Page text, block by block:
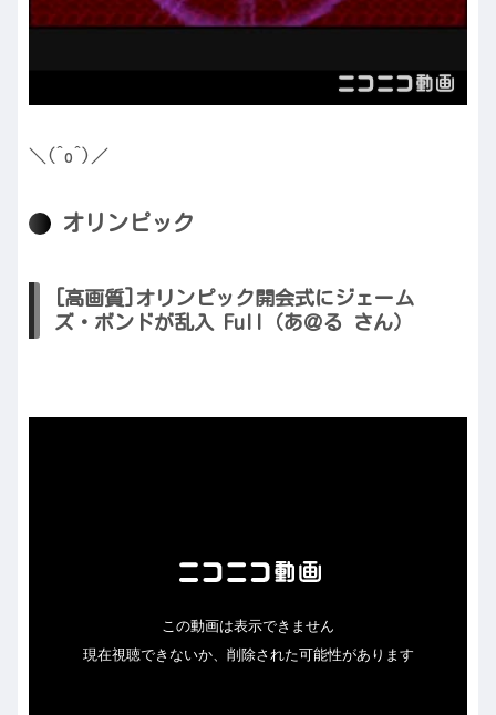
＼(^o^)／
オリンピック
[高画質]オリンピック開会式にジェーム
ズ・ボンドが乱入 Full（あ＠る さん）